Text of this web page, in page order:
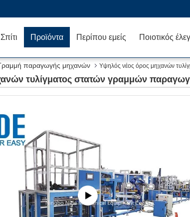
Σπίτι Προϊόντα Περίπου εμείς Ποιοτικός
παραγωγής μηχανών Υψηλός νέος όρος μηχανών
τυλίγματος στατών γραμμών